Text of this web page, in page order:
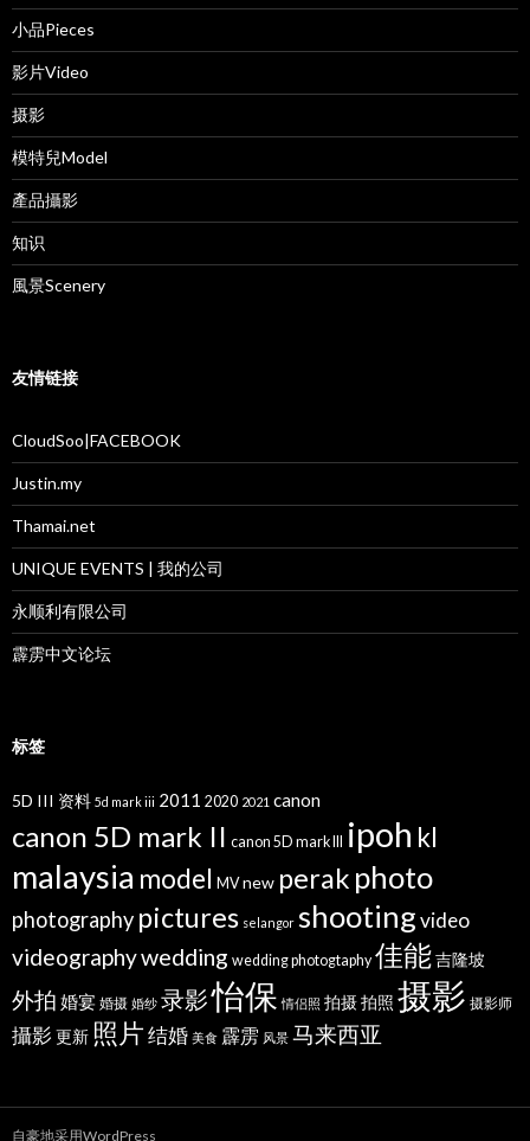
小品Pieces
影片Video
摄影
模特兒Model
產品攝影
知识
風景Scenery
友情链接
CloudSoo|FACEBOOK
Justin.my
Thamai.net
UNIQUE EVENTS | 我的公司
永顺利有限公司
霹雳中文论坛
标签
5D III 资料 5d mark iii 2011 2020 2021 canon
canon 5D mark II canon 5D mark III ipoh kl
malaysia model MV new perak photo
photography pictures selangor shootingvideo
videographywedding wedding photogtaphy 佳能吉隆坡
外拍 婚宴 婚摄 婚纱 录影怡保 情侣照 拍摄拍照 摄影 摄影师
攝影 更新 照片结婚 美食 霹雳 风景 马来西亚
自豪地采用WordPress